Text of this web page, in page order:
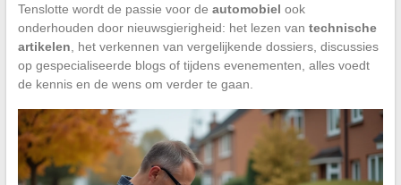
Tenslotte wordt de passie voor de automobiel ook
onderhouden door nieuwsgierigheid: het lezen van technische
artikelen , het verkennen van vergelijkende dossiers, discussies
op gespecialiseerde blogs of tijdens evenementen, alles voedt
de kennis en de wens om verder te gaan.